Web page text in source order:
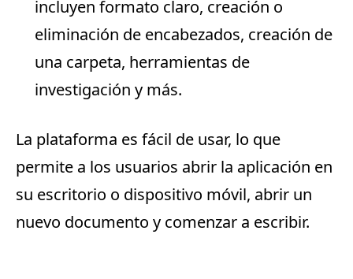
incluyen formato claro, creación o
eliminación de encabezados, creación de
una carpeta, herramientas de
investigación y más.
La plataforma es fácil de usar, lo que
permite a los usuarios abrir la aplicación en
su escritorio o dispositivo móvil, abrir un
nuevo documento y comenzar a escribir.